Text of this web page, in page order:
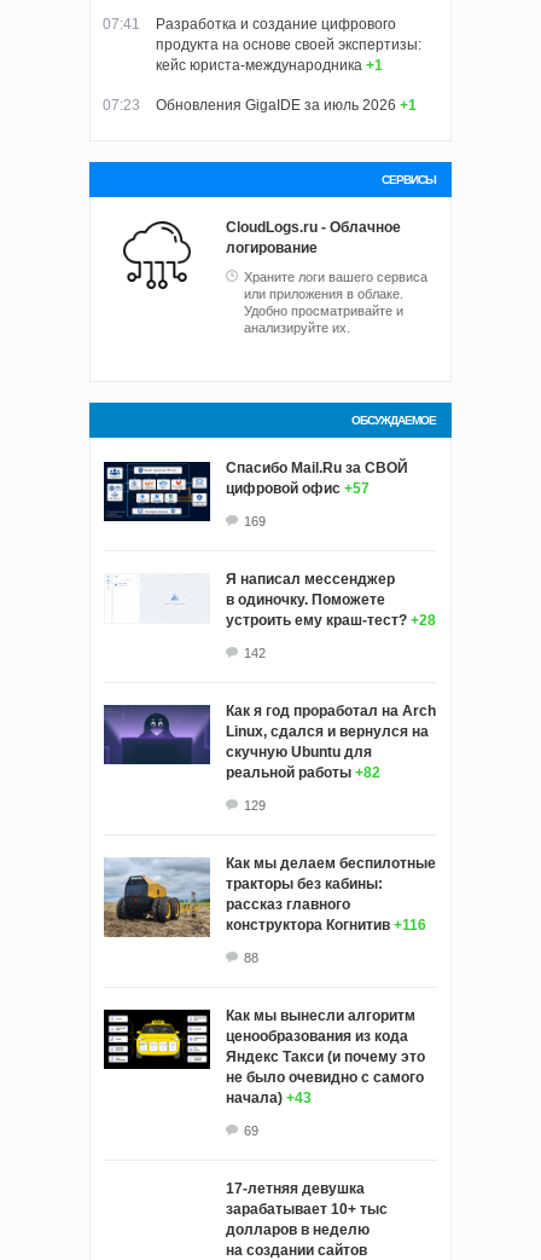
07:41
Разработка и создание цифрового
продукта на основе своей экспертизы:
кейс юриста-международника +1
07:23 Обновления GigaIDE за июль 2026 +1
СЕРВИСЫ
CloudLogs.ru - Облачное
логирование
Храните логи вашего сервиса
или приложения в облаке.
Удобно просматривайте и
анализируйте их.
ОБСУЖДАЕМОЕ
Спасибо Mail.Ru за СВОЙ
цифровой офис +57
169
Я написал мессенджер
в одиночку. Поможете
устроить ему краш‑тест? +28
142
Как я год проработал на Arch
Linux, сдался и вернулся на
скучную Ubuntu для
реальной работы +82
129
Как мы делаем беспилотные
тракторы без кабины:
рассказ главного
конструктора Когнитив +116
88
Как мы вынесли алгоритм
ценообразования из кода
Яндекс Такси (и почему это
не было очевидно с самого
начала) +43
69
17-летняя девушка
зарабатывает 10+ тыс
долларов в неделю
на создании сайтов